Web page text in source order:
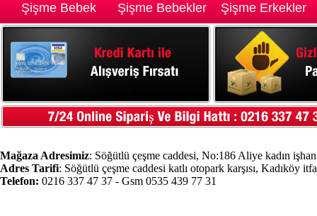
Şişme Bebek Şişme Bebekler Şişme Erkekler
Mağaza Adresimiz: Söğütlü çeşme caddesi, No:186 Aliye kadın
Adres Tarifi: Söğütlü çeşme caddesi katlı otopark karşısı, Kadıköy
Telefon: 0216 337 47 37 - Gsm 0535 439 77 31